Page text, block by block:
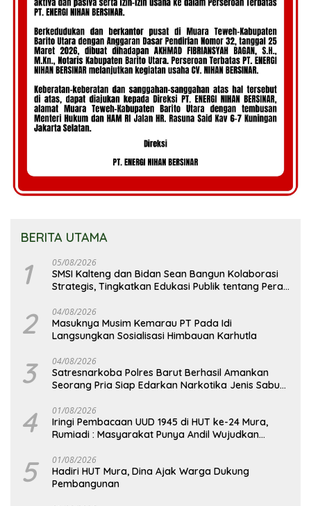
BERITA UTAMA
1 05/08/2026
SMSI Kalteng dan Bidan Sean Bangun Kolaborasi
Strategis, Tingkatkan Edukasi Publik tentang Peran
2 04/08/2026
Masuknya Musim Kemarau PT Pada Idi
Langsungkan Sosialisasi Himbauan Karhutla
3 04/08/2026
Satresnarkoba Polres Barut Berhasil Amankan
Seorang Pria Siap Edarkan Narkotika Jenis Sabu
4 01/08/2026
Iringi Pembacaan UUD 1945 di HUT ke-24 Mura,
Rumiadi : Masyarakat Punya Andil Wujudkan
5 01/08/2026
Hadiri HUT Mura, Dina Ajak Warga Dukung
Pembangunan